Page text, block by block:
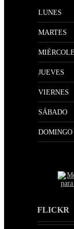
LUNES
MARTES
JUEVES
VIERNES
SÁBADO
DOMINGO
FLICKR